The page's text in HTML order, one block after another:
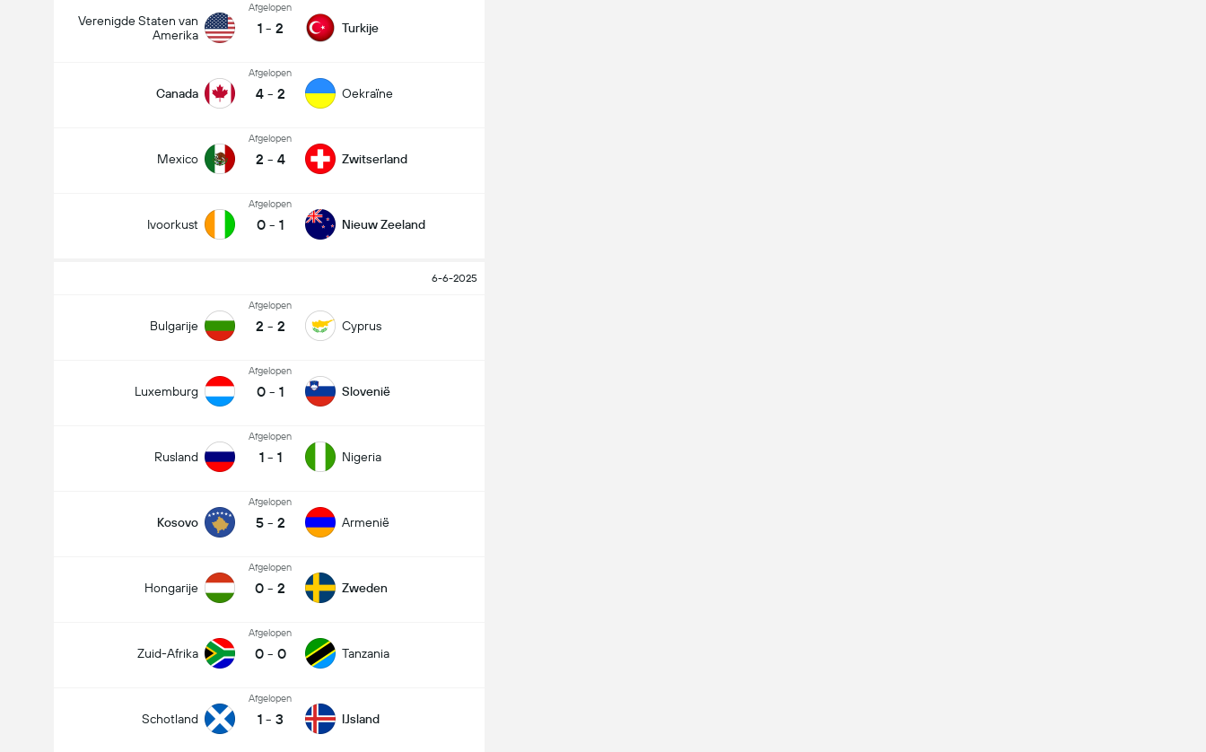
Verenigde Staten van
Amerika
Afgelopen
1 - 2 Turkije
Canada
Afgelopen
4 - 2 Oekraïne
Mexico
Afgelopen
2 - 4 Zwitserland
Ivoorkust
Afgelopen
0 - 1 Nieuw Zeeland
6-6-2025
Bulgarije
Afgelopen
2 - 2 Cyprus
Luxemburg
Afgelopen
0 - 1 Slovenië
Rusland
Afgelopen
1 - 1 Nigeria
Kosovo
Afgelopen
5 - 2 Armenië
Hongarije
Afgelopen
0 - 2 Zweden
Zuid-Afrika
Afgelopen
0 - 0 Tanzania
Schotland
Afgelopen
1 - 3 IJsland